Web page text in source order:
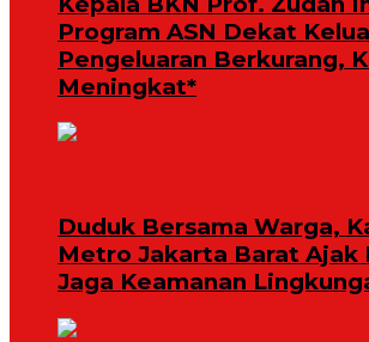
Program ASN Dekat
Pengeluaran Berkurang,
Meningkat*
Duduk Bersama Warga,
Metro Jakarta Barat Ajak
Jaga Keamanan